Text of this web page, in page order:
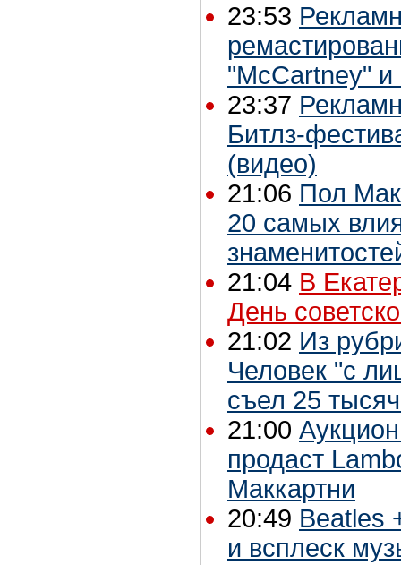
23:53
"McCartney"
23:37
Битлз-
(видео)
21:06 Пол
20 самых
21:04 В
День
21:02 Из
Человек "с
съел 25
21:00
продаст
Маккартни
20:49 Beatles
и всплеск